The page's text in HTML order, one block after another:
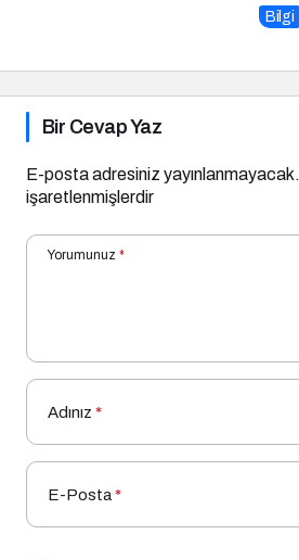
Bilgi
Bir Cevap Yaz
E-posta adresiniz yayınlanmayacak.
işaretlenmişlerdir
Yorumunuz *
Adınız *
E-Posta*